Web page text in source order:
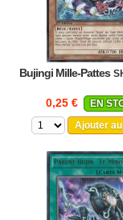
Bujingi Mille-Pattes
0,25 €
EN
Ajouter